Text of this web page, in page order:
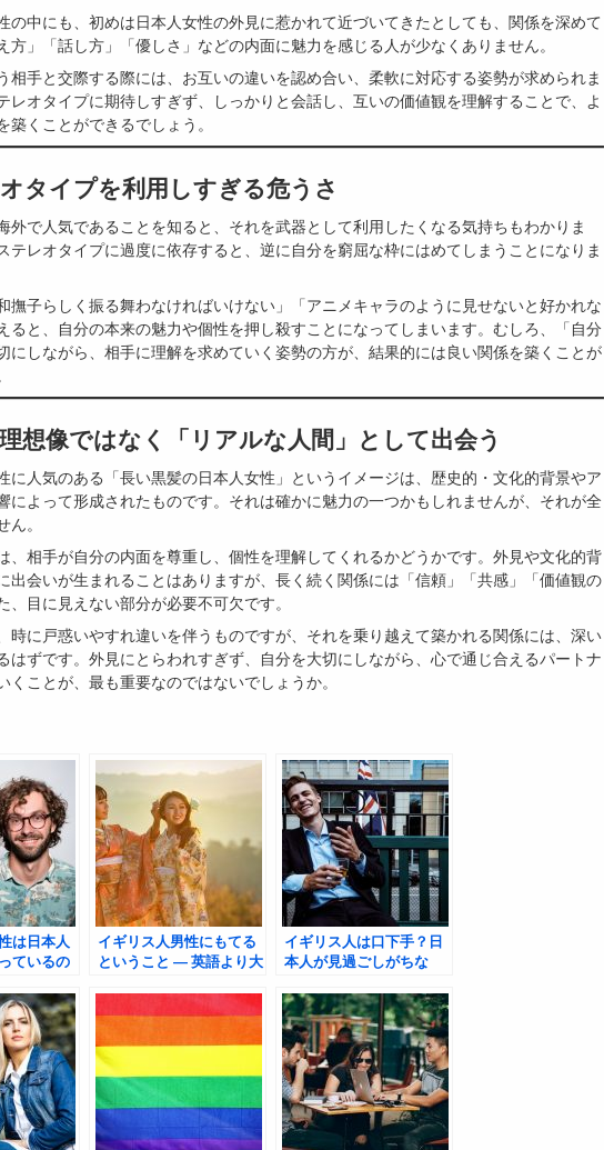
の中にも、初めは日本人女性の外見に惹かれて近づいてきたとしても、関係を深めて
方」「話し方」「優しさ」などの内面に魅力を感じる人が少なくありません。
相手と交際する際には、お互いの違いを認め合い、柔軟に対応する姿勢が求められま
レオタイプに期待しすぎず、しっかりと会話し、互いの価値観を理解することで、よ
築くことができるでしょう。
タイプを利用しすぎる危うさ
外で人気であることを知ると、それを武器として利用したくなる気持ちもわかりま
テレオタイプに過度に依存すると、逆に自分を窮屈な枠にはめてしまうことになりま
撫子らしく振る舞わなければいけない」「アニメキャラのように見せないと好かれな
ると、自分の本来の魅力や個性を押し殺すことになってしまいます。むしろ、「自分
にしながら、相手に理解を求めていく姿勢の方が、結果的には良い関係を築くことが
想像ではなく「リアルな人間」として出会う
に人気のある「長い黒髪の日本人女性」というイメージは、歴史的・文化的背景やア
によって形成されたものです。それは確かに魅力の一つかもしれませんが、それが全
ん。
、相手が自分の内面を尊重し、個性を理解してくれるかどうかです。外見や文化的背
出会いが生まれることはありますが、長く続く関係には「信頼」「共感」「価値観の
、目に見えない部分が必要不可欠です。
時に戸惑いやすれ違いを伴うものですが、それを乗り越えて築かれる関係には、深い
はずです。外見にとらわれすぎず、自分を大切にしながら、心で通じ合えるパートナ
くことが、最も重要なのではないでしょうか。
は日本人
ているの
イギリス人男性にもてる
ということ ― 英語より大
イギリス人は口下手？日
本人が見過ごしがちな